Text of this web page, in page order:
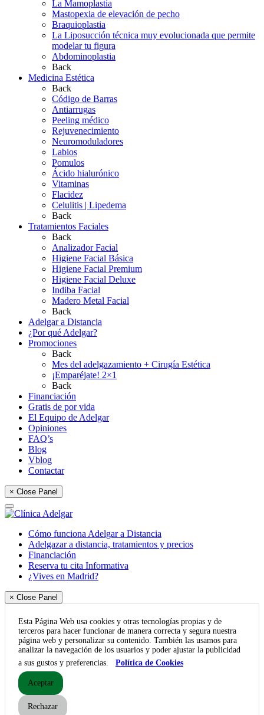
La Mamoplastia
Mastopexia de elevación de pecho
Braquioplastia
La Liposucción técnica muy evolucionada que permite
modelar tu figura
Abdominoplastia
Back
Medicina Estética
Back
Código de Barras
Antiarrugas
Peeling médico
Rejuvenecimiento
Neuromoduladores
Labios
Pomulos
Ácido hialurónico
Vitaminas
Flacidez
Celulitis | Lipedema
Back
Tratamientos Faciales
Back
Analizador Facial
Higiene Facial Básica
Higiene Facial Premium
Higiene Facial Deluxe
Indiba Facial
Madero Metal Facial
Back
Adelgar a Distancia
¿Por qué Adelgar?
Promociones
Back
Mes del adelgazamiento + Cirugía Estética
¡Emparéjate! 2×1
Back
Financiación
Gratis de por vida
El Equipo de Adelgar
Opiniones
FAQ’s
Blog
Vblog
Contactar
× Close Panel
Cómo funciona Adelgar a Distancia
Adelgazar a distancia, tratamientos y precios
Financiación
Reserva tu cita Informativa
¿Vives en Madrid?
× Close Panel
Esta Página Web usa cookies y otras tecnologías propias y de
terceros para hacer funcionar de manera correcta y segura nuestra
página web y personalizar su contenido. También las usamos para
analizar la navegación de los usuarios y poder ajustar la publicidad
a sus gustos y preferencias.
Política de Cookies
Aceptar
Rechazar